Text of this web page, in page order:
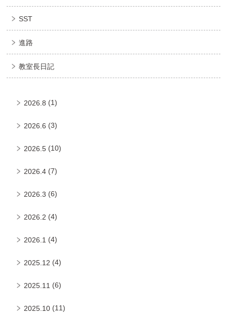
SST
進路
教室長日記
2026.8 (1)
2026.6 (3)
2026.5 (10)
2026.4 (7)
2026.3 (6)
2026.2 (4)
2026.1 (4)
2025.12 (4)
2025.11 (6)
2025.10 (11)